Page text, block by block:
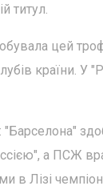
титул.
цей
країни. У
"Барселона"
а ПСЖ
в Лізі